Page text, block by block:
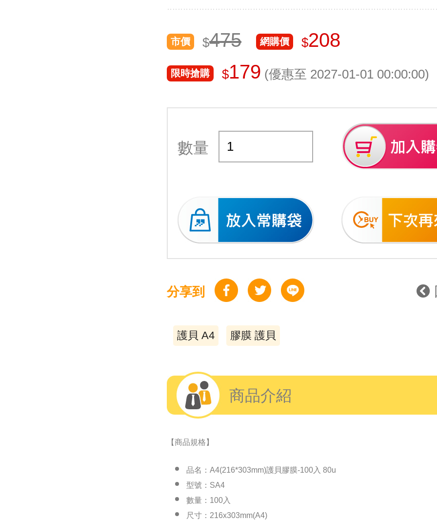
市價 $475 網購價 $208
限時搶購 $179 (優惠至 2027-01-01 00:00:00)
數量
分享到
護貝 A4 膠膜 護貝
商品介紹
【商品規格】
品名：A4(216*303mm)護貝膠膜-100入 80u
型號：SA4
數量：100入
尺寸：216x303mm(A4)